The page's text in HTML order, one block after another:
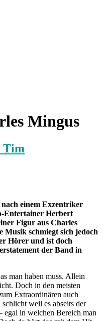
Mingus
Tim
einem Exzentriker
Entertainer Herbert
Figur aus Charles
schmiegt sich jedoch
Hörer und ist doch
der Band in
man haben muss. Allein
Doch in den meisten
Extraordinären auch
weil es abseits der
egal in welchen Bereich man